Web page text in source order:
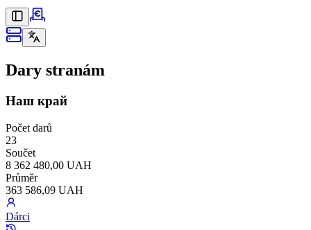
Dary stranám
Наш край
Počet darů
23
Součet
8 362 480,00 UAH
Průměr
363 586,09 UAH
Dárci